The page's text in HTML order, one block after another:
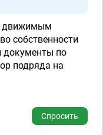
движимым
собственности
документы по
подряда на
Спросить